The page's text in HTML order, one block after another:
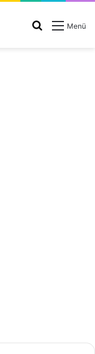
Menü
Arama